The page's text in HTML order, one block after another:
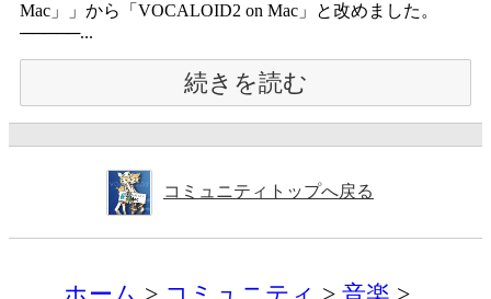
Mac」」から「VOCALOID2 on Mac」と改めました。
─────...
続きを読む
コミュニティトップへ戻る